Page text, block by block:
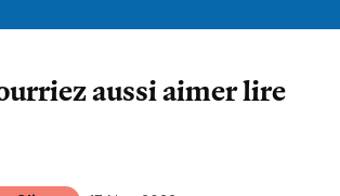
aussi aimer lire